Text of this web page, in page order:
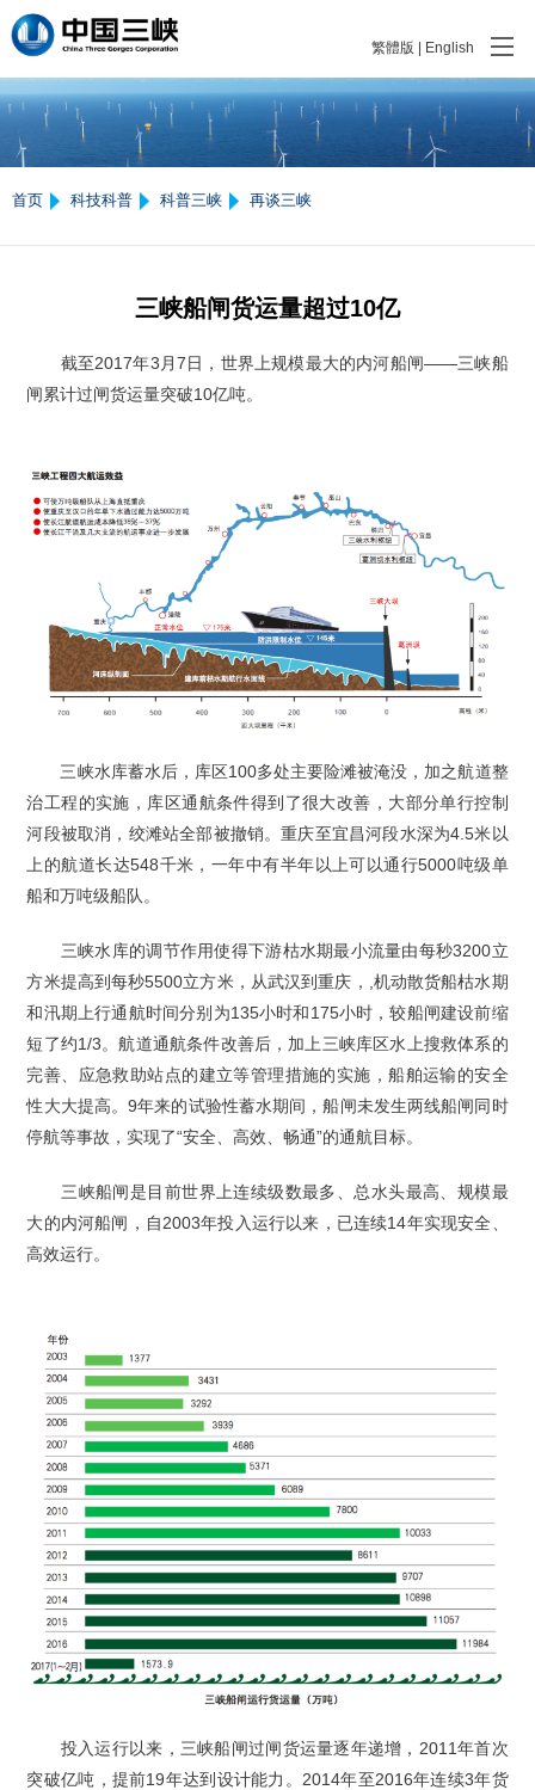
繁體版 English
首页 科技科普 科普三峡 再谈三峡
三峡船闸货运量超过10亿
截至2017年3月7日，世界上规模最大的内河船闸——三峡船
闸累计过闸货运量突破10亿吨。
三峡水库蓄水后，库区100多处主要险滩被淹没，加之航道整
治工程的实施，库区通航条件得到了很大改善，大部分单行控制
河段被取消，绞滩站全部被撤销。重庆至宜昌河段水深为4.5米以
上的航道长达548千米，一年中有半年以上可以通行5000吨级单
船和万吨级船队。
三峡水库的调节作用使得下游枯水期最小流量由每秒3200立
方米提高到每秒5500立方米，从武汉到重庆，,机动散货船枯水期
和汛期上行通航时间分别为135小时和175小时，较船闸建设前缩
短了约1/3。航道通航条件改善后，加上三峡库区水上搜救体系的
完善、应急救助站点的建立等管理措施的实施，船舶运输的安全
性大大提高。9年来的试验性蓄水期间，船闸未发生两线船闸同时
停航等事故，实现了“安全、高效、畅通”的通航目标。
三峡船闸是目前世界上连续级数最多、总水头最高、规模最
大的内河船闸，自2003年投入运行以来，已连续14年实现安全、
高效运行。
投入运行以来，三峡船闸过闸货运量逐年递增，2011年首次
突破亿吨，提前19年达到设计能力。2014年至2016年连续3年货